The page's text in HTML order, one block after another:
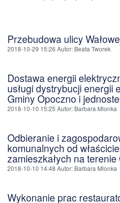
Przebudowa ulicy
2018-10-29 15:26 Autor: Beata Tworek
Dostawa energii
usługi dystrybucji energii
Gminy Opoczno i
2018-10-10 15:25 Autor: Barbara Mlonka
Odbieranie i
komunalnych od
zamieszkałych na
2018-10-10 14:48 Autor: Barbara Mlonka
Wykonanie prac